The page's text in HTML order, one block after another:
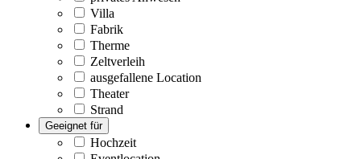
Villa
Fabrik
Therme
Zeltverleih
ausgefallene Location
Theater
Strand
Geeignet für
Hochzeit